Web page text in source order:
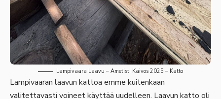
Lampivaara Laavu – Ametisti Kaivos 2025 – Katto
Lampivaaran laavun kattoa emme kuitenkaan
valitettavasti voineet käyttää uudelleen. Laavun katto oli